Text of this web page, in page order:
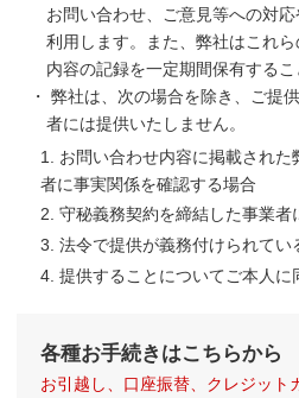
お問い合わせ、ご意見等への対
利用します。また、弊社はこれ
内容の記録を一定期間保有するこ
・ 弊社は、次の場合を除き、ご提
者には提供いたしません。
1. お問い合わせ内容に掲載され
者に事実関係を確認する場合
2. 守秘義務契約を締結した事業者
3. 法令で提供が義務付けられてい
4. 提供することについてご本人に
各種お手続きはこちらから
お引越し、口座振替、クレジット